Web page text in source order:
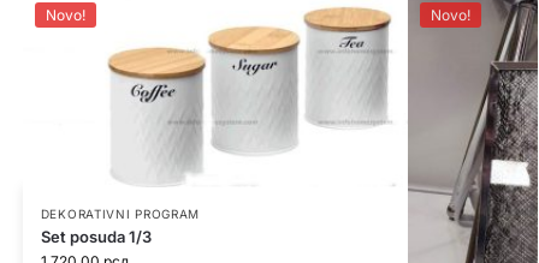
Novo!
DEKORATIVNI PROGRAM
Set posuda 1/3
Novo!